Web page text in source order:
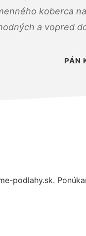
koberca
a vopred
PÁN
podlahy.sk.